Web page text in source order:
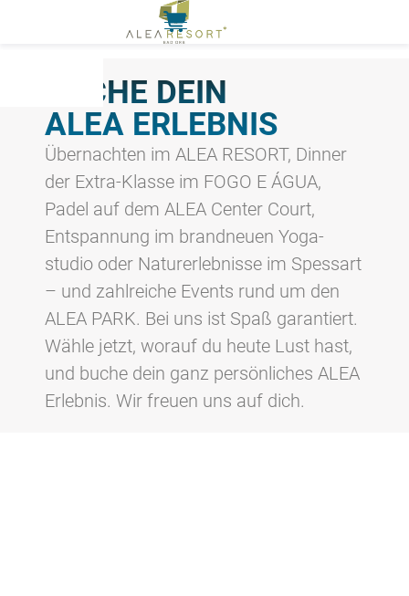
DINNER
SPORTS
ALEA PARK
KONTO
BUCHE DEIN
ALEA ERLEBNIS
Übernachten im ALEA RESORT, Dinner
der Extra-Klasse im FOGO E ÁGUA,
Padel auf dem ALEA Center Court,
Entspannung im brand­neuen Yoga­
studio oder Natur­­erlebnisse im Spessart
– und zahl­reiche Events rund um den
ALEA PARK. Bei uns ist Spaß garantiert.
Wähle jetzt, worauf du heute Lust hast,
und buche dein ganz persönliches ALEA
Erlebnis. Wir freuen uns auf dich.